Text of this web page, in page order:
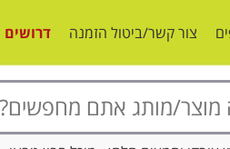
צור קשר/ביטול הזמנה
דרושים